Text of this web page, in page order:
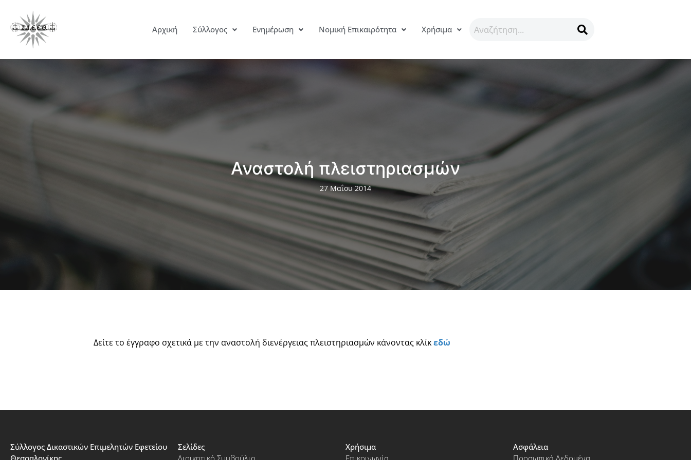
Αρχική Σύλλογος Ενημέρωση Νομική Επικαιρότητα Χρήσιμα
Αναστολή πλειστηριασμών
27 Μαΐου 2014
Δείτε το έγγραφο σχετικά με την αναστολή διενέργειας πλειστηριασμών κάνοντας κλίκεδώ
Σύλλογος Δικαστικών Επιμελητών Εφετείου
Σελίδες
Χρήσιμα
Ασφάλεια